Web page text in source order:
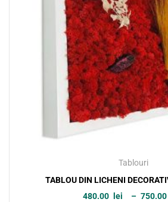
Tablouri
TABLOU DIN LICHENI
480.00
lei – 750.00